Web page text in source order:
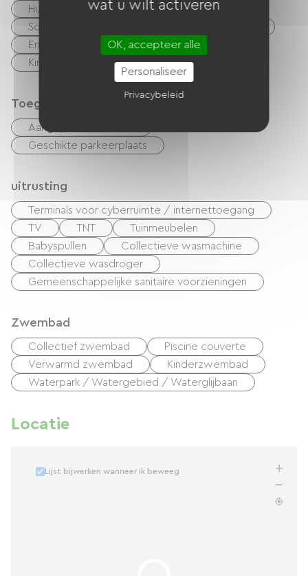
Huisdieren toegelaten
Vellen te huur
Schoonmaak met toeslag
Entertainment kamer
Vergaderzaal
Kinderclub
Camperserviceplaats
Toegankelijkheid
Aangepaste toiletten
Geschikte parkeerplaats
uitrusting
Terminals voor cyberruimte / internettoegang
TV
TNT
Tuinmeubelen
Babyspullen
Collectieve wasmachine
Collectieve wasdroger
Gemeenschappelijke sanitaire voorzieningen
Zwembad
Collectief zwembad
Piscine couverte
Verwarmd zwembad
Kinderzwembad
Waterpark / Watergebied / Waterglijbaan
Locatie
Lijst bijwerken wanneer ik beweeg
wat u wilt activeren
OK, accepteer alle
Personaliseer
Privacybeleid